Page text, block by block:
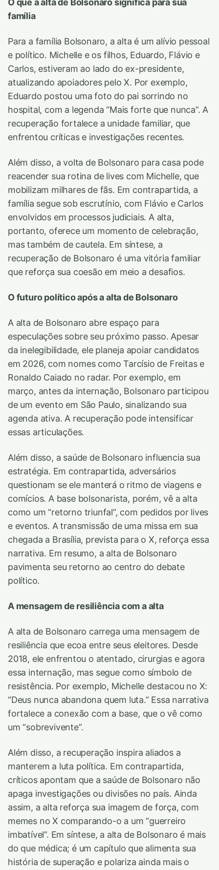
O que a alta de Bolsonaro significa para sua
família
Para a família Bolsonaro, a alta é um alívio pessoal
e político. Michelle e os filhos, Eduardo, Flávio e
Carlos, estiveram ao lado do ex-presidente,
atualizando apoiadores pelo X. Por exemplo,
Eduardo postou uma foto do pai sorrindo no
hospital, com a legenda “Mais forte que nunca”. A
recuperação fortalece a unidade familiar, que
enfrentou críticas e investigações recentes.
Além disso, a volta de Bolsonaro para casa pode
reacender sua rotina de lives com Michelle, que
mobilizam milhares de fãs. Em contrapartida, a
família segue sob escrutínio, com Flávio e Carlos
envolvidos em processos judiciais. A alta,
portanto, oferece um momento de celebração,
mas também de cautela. Em síntese, a
recuperação de Bolsonaro é uma vitória familiar
que reforça sua coesão em meio a desafios.
O futuro político após a alta de Bolsonaro
A alta de Bolsonaro abre espaço para
especulações sobre seu próximo passo. Apesar
da inelegibilidade, ele planeja apoiar candidatos
em 2026, com nomes como Tarcísio de Freitas e
Ronaldo Caiado no radar. Por exemplo, em
março, antes da internação, Bolsonaro participou
de um evento em São Paulo, sinalizando sua
agenda ativa. A recuperação pode intensificar
essas articulações.
Além disso, a saúde de Bolsonaro influencia sua
estratégia. Em contrapartida, adversários
questionam se ele manterá o ritmo de viagens e
comícios. A base bolsonarista, porém, vê a alta
como um “retorno triunfal”, com pedidos por lives
e eventos. A transmissão de uma missa em sua
chegada a Brasília, prevista para o X, reforça essa
narrativa. Em resumo, a alta de Bolsonaro
pavimenta seu retorno ao centro do debate
político.
A mensagem de resiliência com a alta
A alta de Bolsonaro carrega uma mensagem de
resiliência que ecoa entre seus eleitores. Desde
2018, ele enfrentou o atentado, cirurgias e agora
essa internação, mas segue como símbolo de
resistência. Por exemplo, Michelle destacou no X:
“Deus nunca abandona quem luta.” Essa narrativa
fortalece a conexão com a base, que o vê como
um “sobrevivente”.
Além disso, a recuperação inspira aliados a
manterem a luta política. Em contrapartida,
críticos apontam que a saúde de Bolsonaro não
apaga investigações ou divisões no país. Ainda
assim, a alta reforça sua imagem de força, com
memes no X comparando-o a um “guerreiro
imbatível”. Em síntese, a alta de Bolsonaro é mais
do que médica; é um capítulo que alimenta sua
história de superação e polariza ainda mais o